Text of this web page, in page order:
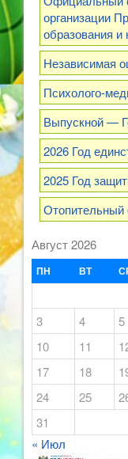
организации
образования
Независимая
Психолого-
Выпускной —
2026 Год
2025 Год
Отопительный
Август 2026
ПН ВТ
3
4 5
10
11
17
18
24
25
31
« Июл